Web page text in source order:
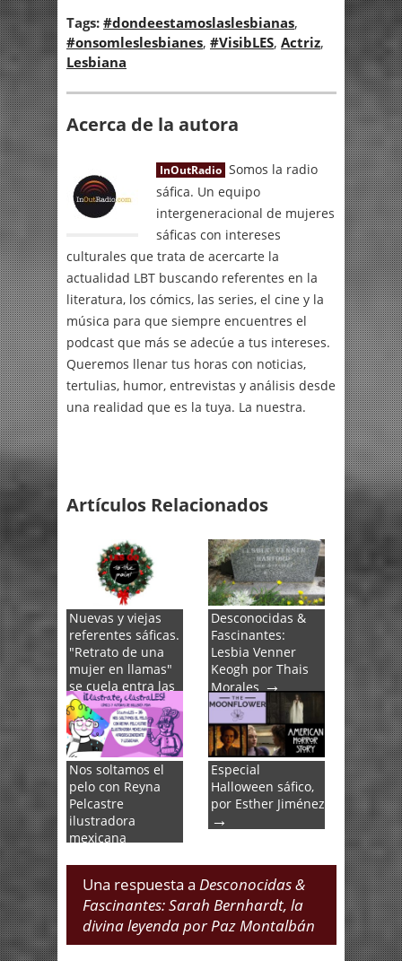
Tags: #dondeestamoslaslesbianas,
#onsomleslesbianes, #VisibLES, Actriz,
Lesbiana
Acerca de la autora
InOutRadio Somos la radio
sáfica. Un equipo
intergeneracional de mujeres
sáficas con intereses
culturales que trata de acercarte la
actualidad LBT buscando referentes en la
literatura, los cómics, las series, el cine y la
música para que siempre encuentres el
podcast que más se adecúe a tus intereses.
Queremos llenar tus horas con noticias,
tertulias, humor, entrevistas y análisis desde
una realidad que es la tuya. La nuestra.
Artículos Relacionados
Nuevas y viejas
referentes sáficas.
"Retrato de una
mujer en llamas"
se cuela entra las
100 mejores
películas y
estrenamos
sección→
Desconocidas &
Fascinantes:
Lesbia Venner
Keogh por Thais
Morales→
Nos soltamos el
pelo con Reyna
Pelcastre
ilustradora
mexicana
→
Especial
Halloween sáfico,
por Esther Jiménez
→
Una respuesta a Desconocidas &
Fascinantes: Sarah Bernhardt, la
divina leyenda por Paz Montalbán